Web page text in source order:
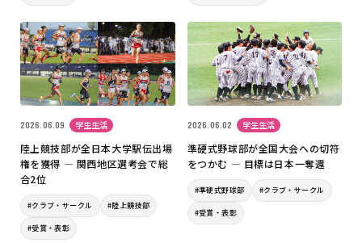
2026.06.09 学生生活
陸上競技部が全日本大学駅伝出場
権を獲得 ― 関西地区選考会で総
合2位
#クラブ・サークル #陸上競技部
#受賞・表彰
2026.06.02 学生生活
準硬式野球部が全国大会への切符
をつかむ ― 目標は日本一奪還
#準硬式野球部 #クラブ・サークル
#受賞・表彰